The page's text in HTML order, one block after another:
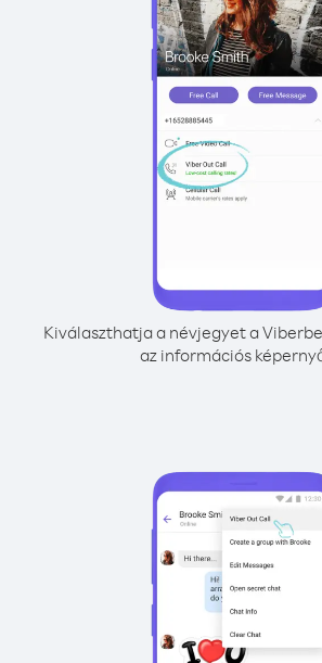
Kiválaszthatja a névjegyet a
az információs